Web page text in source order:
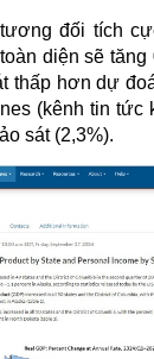
đối tích
diện sẽ tăng
thấp hơn dự
(kênh tin tức
sát (2,3%).